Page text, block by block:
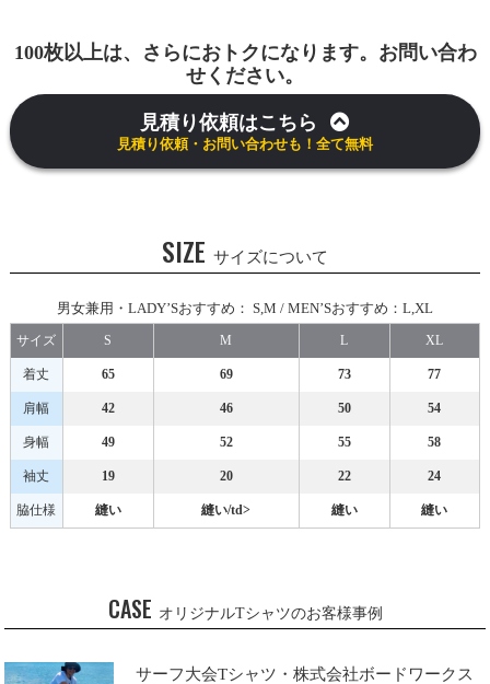
100枚以上は、さらにおトクになります。お問い合わ
せください。
見積り依頼はこちら
見積り依頼・お問い合わせも！全て無料
SIZE サイズについて
男女兼用・LADY’Sおすすめ： S,M / MEN’Sおすすめ：L,XL
サイズ S M L XL
着丈 65 69 73 77
肩幅 42 46 50 54
身幅 49 52 55 58
袖丈 19 20 22 24
脇仕様 縫い 縫い/td> 縫い 縫い
CASE オリジナルTシャツのお客様事例
サーフ大会Tシャツ・株式会社ボードワークス